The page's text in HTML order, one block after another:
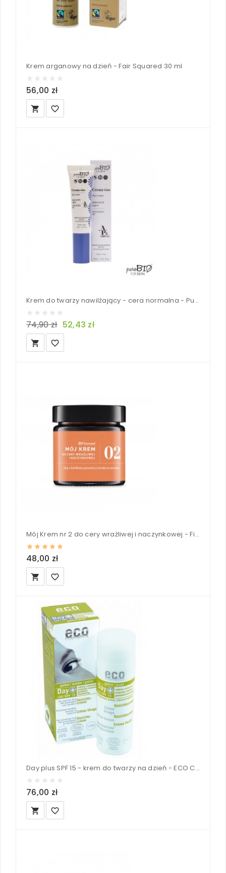
Krem arganowy na dzień - Fair Squared 30 ml
56,00 zł
local_grocery_store favorite_border
Krem do twarzy nawilżający - cera normalna - PuroBIO 30ml
74,90 zł 52,43 zł
local_grocery_store favorite_border
Mój Krem nr 2 do cery wrażliwej i naczynkowej - Fitomed 55g
48,00 zł
local_grocery_store favorite_border
Day plus SPF 15 - krem do twarzy na dzień - ECO Cosmetics 50 ml
76,00 zł
local_grocery_store favorite_border